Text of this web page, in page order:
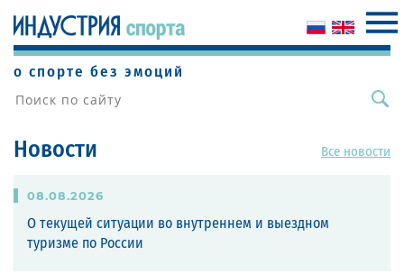
о спорте без эмоций
Новости Все новости
08.08.2026
О текущей ситуации во внутреннем и выездном
туризме по России